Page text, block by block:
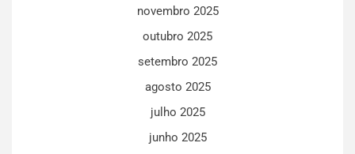
novembro 2025
outubro 2025
setembro 2025
agosto 2025
julho 2025
junho 2025